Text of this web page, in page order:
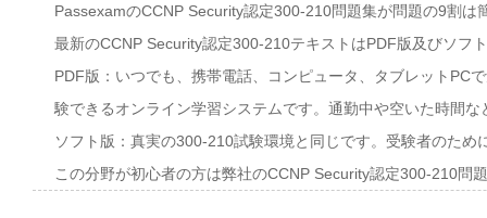
PassexamのCCNP Security認定300-210問題集が問題の9割は
最新のCCNP Security認定300-210テキストはPDF版及びソフ
PDF版：いつでも、携帯電話、コンピュータ、タブレットPC
験できるオンライン学習システムです。通勤中や空いた時間
ソフト版：真実の300-210試験環境と同じです。受験者のため
この分野が初心者の方は弊社のCCNP Security認定300-210問